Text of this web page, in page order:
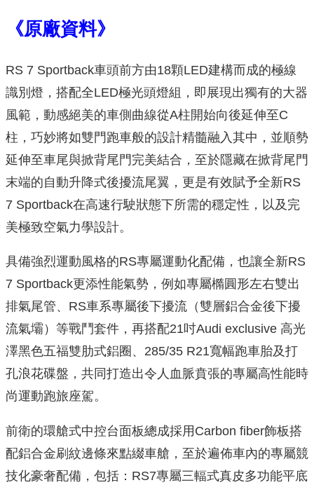
《原廠資料》
RS 7 Sportback車頭前方由18顆LED建構而成的極線
識別燈，搭配全LED極光頭燈組，即展現出獨有的大器
風範，動感絕美的車側曲線從A柱開始向後延伸至C
柱，巧妙將如雙門跑車般的設計精髓融入其中，並順勢
延伸至車尾與掀背尾門完美結合，至於隱藏在掀背尾門
末端的自動升降式後擾流尾翼，更是有效賦予全新RS
7 Sportback在高速行駛狀態下所需的穩定性，以及完
美極致空氣力學設計。
具備強烈運動風格的RS專屬運動化配備，也讓全新RS
7 Sportback更添性能氣勢，例如專屬橢圓形左右雙出
排氣尾管、RS車系專屬後下擾流（雙層鋁合金後下擾
流氣壩）等戰鬥套件，再搭配21吋Audi exclusive 高光
澤黑色五福雙肋式鋁圈、285/35 R21寬幅跑車胎及打
孔浪花碟盤，共同打造出令人血脈賁張的專屬高性能時
尚運動跑旅座駕。
前衛的環艙式中控台面板總成採用Carbon fiber飾板搭
配鋁合金刷紋邊條來點綴車艙，至於遍佈車內的專屬競
技化豪奢配備，包括：RS7專屬三輻式真皮多功能平底